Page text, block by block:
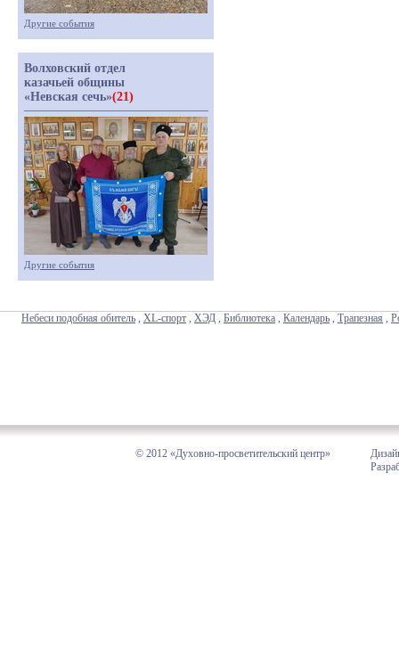
Другие события
Волховский отдел
казачьей общины
«Невская сечь»(21)
Другие события
Небеси подобная обитель , XL-спорт , ХЭД , Библиотека , Календарь , Трапезная ,
© 2012 «Духовно-просветительский центр»